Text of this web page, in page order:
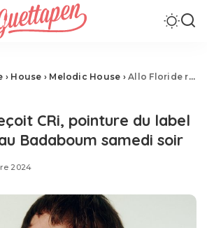
› House › Melodic House ›Allo Floride reçoit CRi, pointure du label Anjunadeep, au Badaboum samedi soir
CRi, pointure du label
Badaboum samedi soir
2024